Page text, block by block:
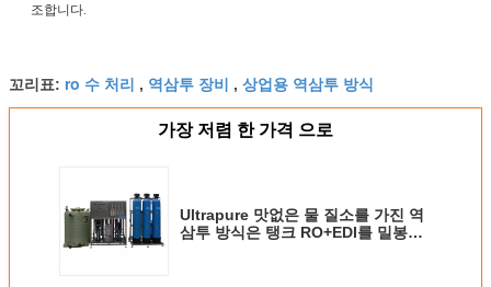
조합니다.
꼬리표: ro 수 처리 , 역삼투 장비 , 상업용 역삼투 방식
가장 저렴 한 가격 으로
Ultrapure 맛없은 물 질소를 가진 역
삼투 방식은 탱크 RO+EDI를 밀봉했